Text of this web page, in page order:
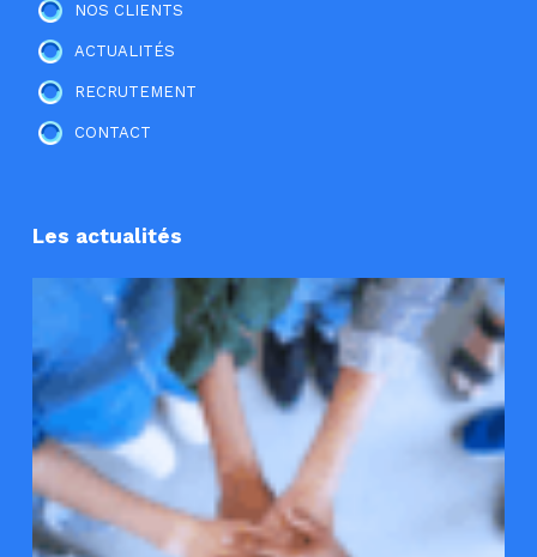
NOS CLIENTS
ACTUALITÉS
RECRUTEMENT
CONTACT
Les actualités